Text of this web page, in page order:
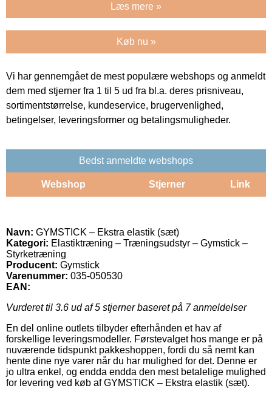
Læs mere »
Køb nu »
Vi har gennemgået de mest populære webshops og anmeldt
dem med stjerner fra 1 til 5 ud fra bl.a. deres prisniveau,
sortimentstørrelse, kundeservice, brugervenlighed,
betingelser, leveringsformer og betalingsmuligheder.
Bedst anmeldte webshops
Webshop Stjerner Link
Navn: GYMSTICK – Ekstra elastik (sæt)
Kategori: Elastiktræning – Træningsudstyr – Gymstick –
Styrketræning
Producent: Gymstick
Varenummer: 035-050530
EAN:
Vurderet til 3.6 ud af 5 stjerner baseret på 7anmeldelser
En del online outlets tilbyder efterhånden et hav af
forskellige leveringsmodeller. Førstevalget hos mange er på
nuværende tidspunkt pakkeshoppen, fordi du så nemt kan
hente dine nye varer når du har mulighed for det. Denne er
jo ultra enkel, og endda endda den mest betalelige mulighed
for levering ved køb af GYMSTICK – Ekstra elastik (sæt).